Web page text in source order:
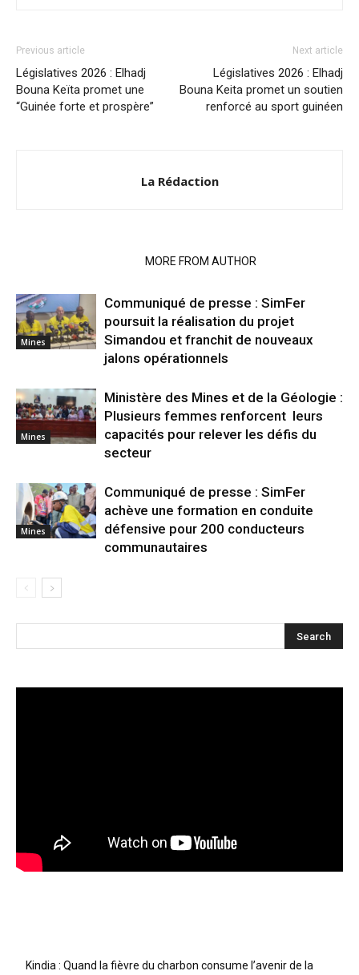
Previous article
Législatives 2026 : Elhadj
Bouna Keïta promet une
“Guinée forte et prospère”
Next article
Législatives 2026 : Elhadj
Bouna Keita promet un soutien
renforcé au sport guinéen
La Rédaction
MORE FROM AUTHOR
Mines
Communiqué de presse : SimFer
poursuit la réalisation du projet
Simandou et franchit de nouveaux
jalons opérationnels
Mines
Ministère des Mines et de la Géologie :
Plusieurs femmes renforcent leurs
capacités pour relever les défis du
secteur
Mines
Communiqué de presse : SimFer
achève une formation en conduite
défensive pour 200 conducteurs
communautaires
Kindia : Quand la fièvre du charbon consume l’avenir de la